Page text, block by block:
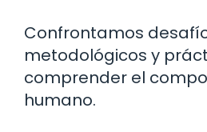
Confrontamos
metodológicos y
comprender el
humano.